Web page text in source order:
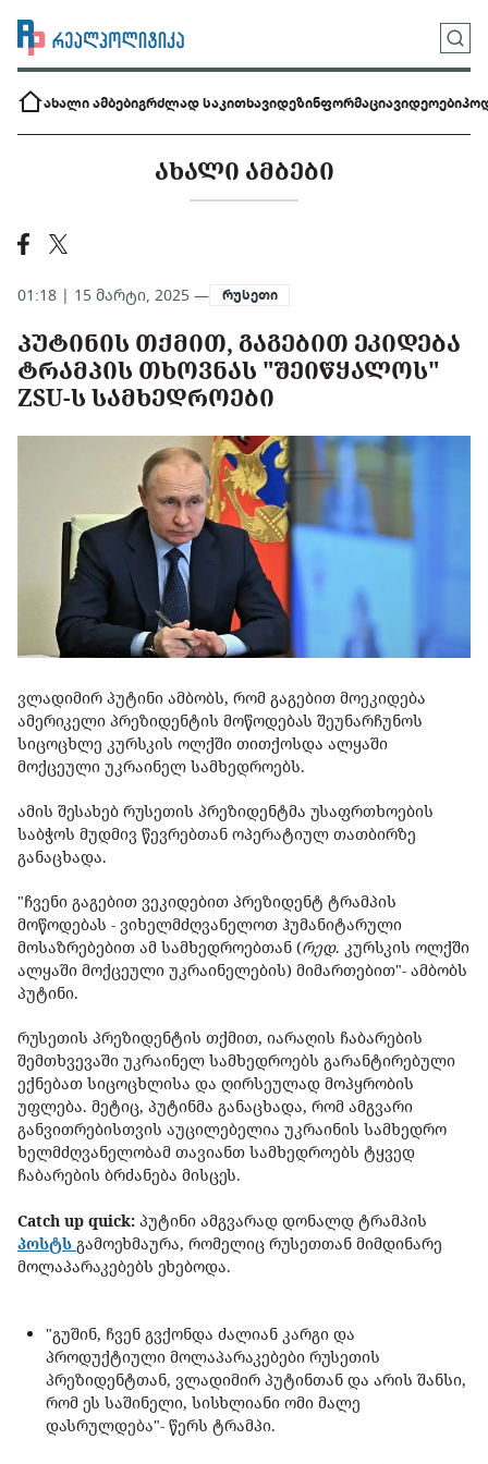
ახალი ამბებიგრძლად საკითხავიდეზინფორმაციავიდეოები
ᲐᲮᲐᲚᲘ ᲐᲛᲑᲔᲑᲘ
01:18 | 15 მარტი, 2025 — რუსეთი
ᲞᲣᲢᲘᲜᲘᲡ ᲗᲥᲛᲘᲗ, ᲒᲐᲒᲔᲑᲘᲗ ᲔᲙᲘᲓᲔᲑᲐ
ᲢᲠᲐᲛᲞᲘᲡ ᲗᲮᲝᲕᲜᲐᲡ "ᲨᲔᲘᲬᲧᲐᲚᲝᲡ"
ZSU-Ს ᲡᲐᲛᲮᲔᲓᲠᲝᲔᲑᲘ
ვლადიმირ პუტინი ამბობს, რომ გაგებით მოეკიდება
ამერიკელი პრეზიდენტის მოწოდებას შეუნარჩუნოს
სიცოცხლე კურსკის ოლქში თითქოსდა ალყაში
მოქცეული უკრაინელ სამხედროებს.
ამის შესახებ რუსეთის პრეზიდენტმა უსაფრთხოების
საბჭოს მუდმივ წევრებთან ოპერატიულ თათბირზე
განაცხადა.
"ჩვენი გაგებით ვეკიდებით პრეზიდენტ ტრამპის
მოწოდებას - ვიხელმძღვანელოთ ჰუმანიტარული
მოსაზრებებით ამ სამხედროებთან (რედ. კურსკის ოლქში
ალყაში მოქცეული უკრაინელების) მიმართებით"- ამბობს
პუტინი.
რუსეთის პრეზიდენტის თქმით, იარაღის ჩაბარების
შემთხვევაში უკრაინელ სამხედროებს გარანტირებული
ექნებათ სიცოცხლისა და ღირსეულად მოპყრობის
უფლება. მეტიც, პუტინმა განაცხადა, რომ ამგვარი
განვითრებისთვის აუცილებელია უკრაინის სამხედრო
ხელმძღვანელობამ თავიანთ სამხედროებს ტყვედ
ჩაბარების ბრძანება მისცეს.
Catch up quick: პუტინი ამგვარად დონალდ ტრამპის
პოსტს გამოეხმაურა, რომელიც რუსეთთან მიმდინარე
მოლაპარაკებებს ეხებოდა.
"გუშინ, ჩვენ გვქონდა ძალიან კარგი და
პროდუქტიული მოლაპარაკებები რუსეთის
პრეზიდენტთან, ვლადიმირ პუტინთან და არის შანსი,
რომ ეს საშინელი, სისხლიანი ომი მალე
დასრულდება"- წერს ტრამპი.